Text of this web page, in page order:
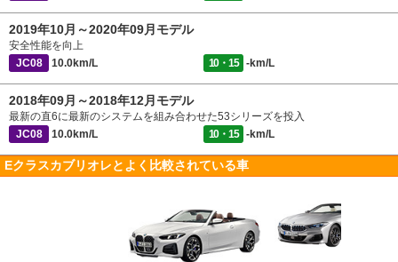
2019年10月～2020年09月モデル
安全性能を向上
JC08
10.0km/L 10・15 -km/L
2018年09月～2018年12月モデル
最新の直6に最新のシステムを組み合わせた53シリーズを投入
JC08
10.0km/L 10・15 -km/L
Eクラスカブリオレとよく比較されている車